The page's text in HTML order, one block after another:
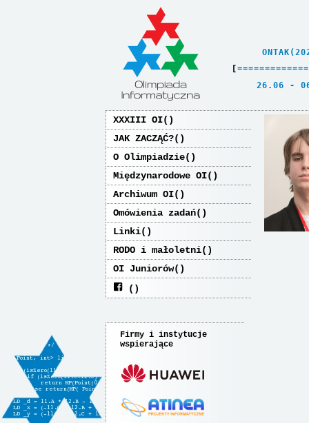
[ =============
26.06
XXXIII OI
JAK ZACZĄĆ?
O Olimpiadzie
Międzynarodowe OI
Archiwum OI
Omówienia zadań
Linki
RODO i małoletni
OI Juniorów
Firmy i instytucje
wspierające